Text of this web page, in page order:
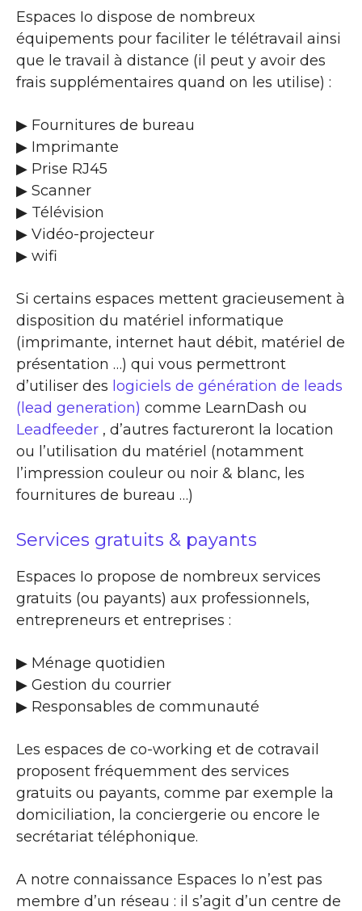
Espaces Io dispose de nombreux
équipements pour faciliter le télétravail ainsi
que le travail à distance (il peut y avoir des
frais supplémentaires quand on les utilise) :
▶ Fournitures de bureau
▶ Imprimante
▶ Prise RJ45
▶ Scanner
▶ Télévision
▶ Vidéo-projecteur
▶ wifi
Si certains espaces mettent gracieusement à
disposition du matériel informatique
(imprimante, internet haut débit, matériel de
présentation …) qui vous permettront
d’utiliser des logiciels de génération de leads
(lead generation) comme LearnDash ou
Leadfeeder , d’autres factureront la location
ou l’utilisation du matériel (notamment
l’impression couleur ou noir & blanc, les
fournitures de bureau …)
Services gratuits & payants
Espaces Io propose de nombreux services
gratuits (ou payants) aux professionnels,
entrepreneurs et entreprises :
▶​ Ménage quotidien
▶​ Gestion du courrier
▶​ Responsables de communauté
Les espaces de co-working et de cotravail
proposent fréquemment des services
gratuits ou payants, comme par exemple la
domiciliation, la conciergerie ou encore le
secrétariat téléphonique.
A notre connaissance Espaces Io n’est pas
membre d’un réseau : il s’agit d’un centre de